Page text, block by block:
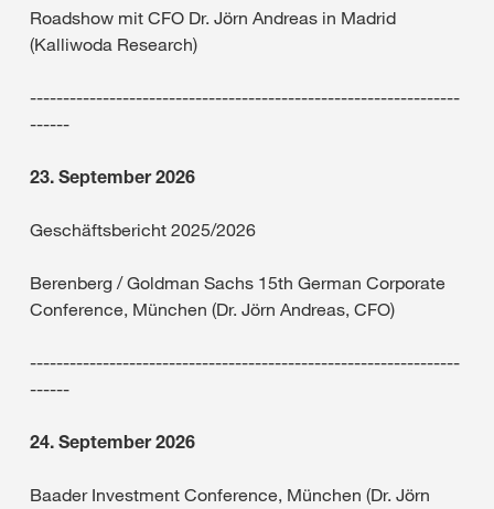
Roadshow mit CFO Dr. Jörn Andreas in Madrid
(Kalliwoda Research)
-----------------------------------------------------------------
------
23. September 2026
Geschäftsbericht 2025/2026
Berenberg / Goldman Sachs 15th German Corporate
Conference, München (Dr. Jörn Andreas, CFO)
-----------------------------------------------------------------
------
24. September 2026
Baader Investment Conference, München (Dr. Jörn